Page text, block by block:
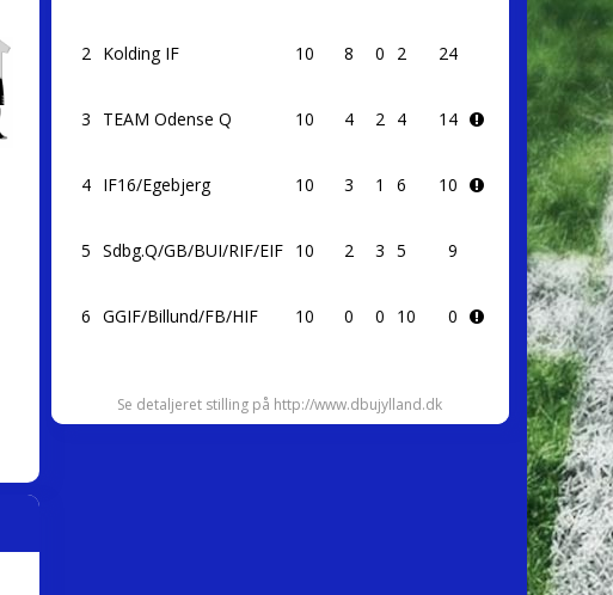
2 Kolding IF 10 8 0 2 24
3 TEAM Odense Q 10 4 2 4 14
4 IF16/Egebjerg 10 3 1 6 10
5 Sdbg.Q/GB/BUI/RIF/EIF 10 2 3 5 9
6 GGIF/Billund/FB/HIF 10 0 0 10 0
Se detaljeret stilling på http://www.dbujylland.dk